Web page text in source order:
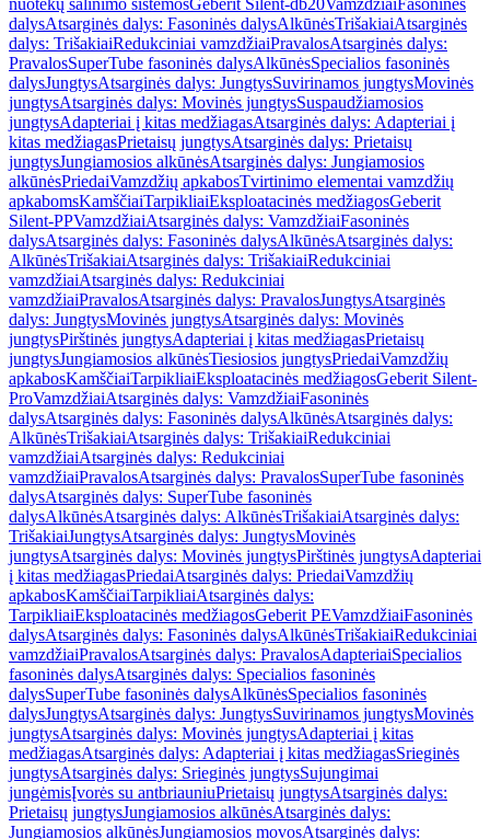
nuotekų šalinimo sistemosGeberit Silent-db20VamzdžiaiFasoninės
dalysAtsarginės dalys: Fasoninės dalysAlkūnėsTrišakiaiAtsarginės
dalys: TrišakiaiRedukciniai vamzdžiaiPravalosAtsarginės dalys:
PravalosSuperTube fasoninės dalysAlkūnėsSpecialios fasoninės
dalysJungtysAtsarginės dalys: JungtysSuvirinamos jungtysMovinės
jungtysAtsarginės dalys: Movinės jungtysSuspaudžiamosios
jungtysAdapteriai į kitas medžiagasAtsarginės dalys: Adapteriai į
kitas medžiagasPrietaisų jungtysAtsarginės dalys: Prietaisų
jungtysJungiamosios alkūnėsAtsarginės dalys: Jungiamosios
alkūnėsPriedaiVamzdžių apkabosTvirtinimo elementai vamzdžių
apkabomsKamščiaiTarpikliaiEksploatacinės medžiagosGeberit
Silent-PPVamzdžiaiAtsarginės dalys: VamzdžiaiFasoninės
dalysAtsarginės dalys: Fasoninės dalysAlkūnėsAtsarginės dalys:
AlkūnėsTrišakiaiAtsarginės dalys: TrišakiaiRedukciniai
vamzdžiaiAtsarginės dalys: Redukciniai
vamzdžiaiPravalosAtsarginės dalys: PravalosJungtysAtsarginės
dalys: JungtysMovinės jungtysAtsarginės dalys: Movinės
jungtysPirštinės jungtysAdapteriai į kitas medžiagasPrietaisų
jungtysJungiamosios alkūnėsTiesiosios jungtysPriedaiVamzdžių
apkabosKamščiaiTarpikliaiEksploatacinės medžiagosGeberit Silent-
ProVamzdžiaiAtsarginės dalys: VamzdžiaiFasoninės
dalysAtsarginės dalys: Fasoninės dalysAlkūnėsAtsarginės dalys:
AlkūnėsTrišakiaiAtsarginės dalys: TrišakiaiRedukciniai
vamzdžiaiAtsarginės dalys: Redukciniai
vamzdžiaiPravalosAtsarginės dalys: PravalosSuperTube fasoninės
dalysAtsarginės dalys: SuperTube fasoninės
dalysAlkūnėsAtsarginės dalys: AlkūnėsTrišakiaiAtsarginės dalys:
TrišakiaiJungtysAtsarginės dalys: JungtysMovinės
jungtysAtsarginės dalys: Movinės jungtysPirštinės jungtysAdapteriai
į kitas medžiagasPriedaiAtsarginės dalys: PriedaiVamzdžių
apkabosKamščiaiTarpikliaiAtsarginės dalys:
TarpikliaiEksploatacinės medžiagosGeberit PEVamzdžiaiFasoninės
dalysAtsarginės dalys: Fasoninės dalysAlkūnėsTrišakiaiRedukciniai
vamzdžiaiPravalosAtsarginės dalys: PravalosAdapteriaiSpecialios
fasoninės dalysAtsarginės dalys: Specialios fasoninės
dalysSuperTube fasoninės dalysAlkūnėsSpecialios fasoninės
dalysJungtysAtsarginės dalys: JungtysSuvirinamos jungtysMovinės
jungtysAtsarginės dalys: Movinės jungtysAdapteriai į kitas
medžiagasAtsarginės dalys: Adapteriai į kitas medžiagasSrieginės
jungtysAtsarginės dalys: Srieginės jungtysSujungimai
jungėmisĮvorės su antbriauniuPrietaisų jungtysAtsarginės dalys:
Prietaisų jungtysJungiamosios alkūnėsAtsarginės dalys:
Jungiamosios alkūnėsJungiamosios movosAtsarginės dalys: